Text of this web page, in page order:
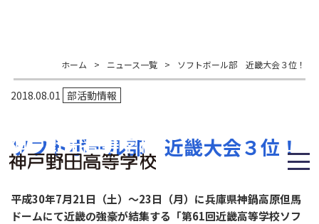
ホーム > ニュース一覧 > ソフトボール部 近畿大会３位！
2018.08.01 部活動情報
ソフトボール部 近畿大会３位！
平成30年7月21日（土）～23日（月）に兵庫県神鍋高原但馬
ドームにて近畿の強豪が結集する「第61回近畿高等学校ソフ